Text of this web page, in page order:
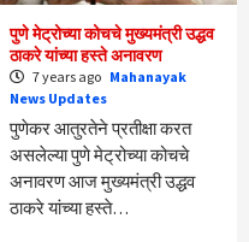
पुणे मेट्रोच्या कोचचे मुख्यमंत्री उद्धव
ठाकरे यांच्या हस्ते अनावरण
7 years ago Mahanayak
News Updates
पुणेकर आतुरतेने प्रतीक्षा करत
असलेल्या पुणे मेट्रोच्या कोचचे
अनावरण आज मुख्यमंत्री उद्धव
ठाकरे यांच्या हस्ते…